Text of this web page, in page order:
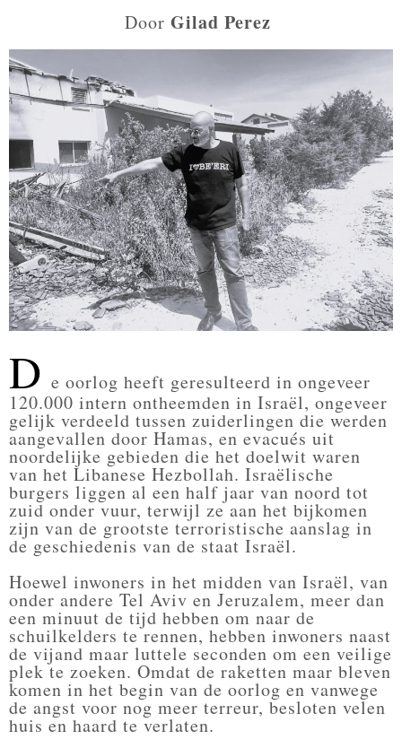
Door Gilad Perez
D e oorlog heeft geresulteerd in ongeveer
120.000 intern ontheemden in Israël, ongeveer
gelijk verdeeld tussen zuiderlingen die werden
aangevallen door Hamas, en evacués uit
noordelijke gebieden die het doelwit waren
van het Libanese Hezbollah. Israëlische
burgers liggen al een half jaar van noord tot
zuid onder vuur, terwijl ze aan het bijkomen
zijn van de grootste terroristische aanslag in
de geschiedenis van de staat Israël.
Hoewel inwoners in het midden van Israël, van
onder andere Tel Aviv en Jeruzalem, meer dan
een minuut de tijd hebben om naar de
schuilkelders te rennen, hebben inwoners naast
de vijand maar luttele seconden om een veilige
plek te zoeken. Omdat de raketten maar bleven
komen in het begin van de oorlog en vanwege
de angst voor nog meer terreur, besloten velen
huis en haard te verlaten.